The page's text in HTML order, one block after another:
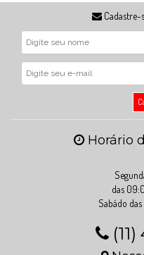
Cadastre-
Horário
das
Sabádo
(11)